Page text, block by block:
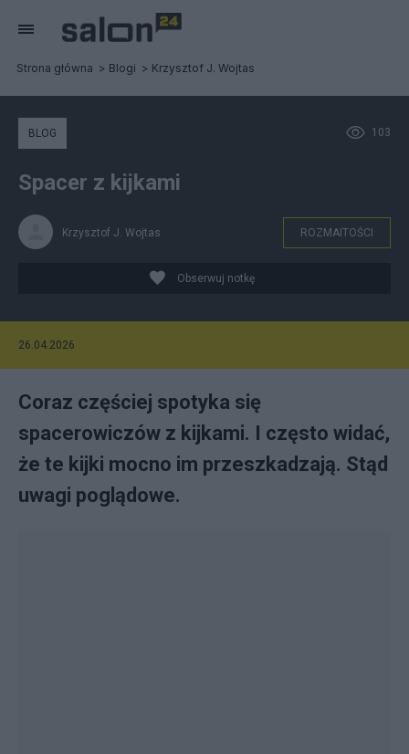
Strona główna Blogi Krzysztof J. Wojtas
103
BLOG
Spacer z kijkami
Krzysztof J. Wojtas ROZMAITOŚCI
Obserwuj notkę
26.04.2026
Coraz częściej spotyka się
spacerowiczów z kijkami. I często widać,
że te kijki mocno im przeszkadzają. Stąd
uwagi poglądowe.